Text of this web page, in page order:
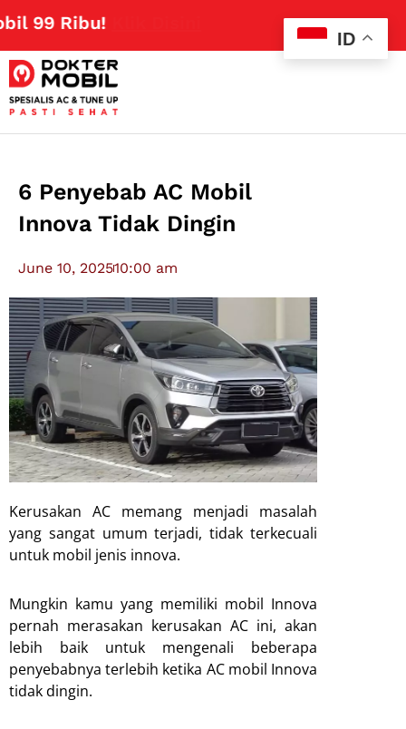
Klik Disini
6 Penyebab AC Mobil
Innova Tidak Dingin
June 10, 202510:00 am
Kerusakan AC memang menjadi masalah
yang sangat umum terjadi, tidak terkecuali
untuk mobil jenis innova.
Mungkin kamu yang memiliki mobil Innova
pernah merasakan kerusakan AC ini, akan
lebih baik untuk mengenali beberapa
penyebabnya terlebih ketika AC mobil Innova
tidak dingin.
ID